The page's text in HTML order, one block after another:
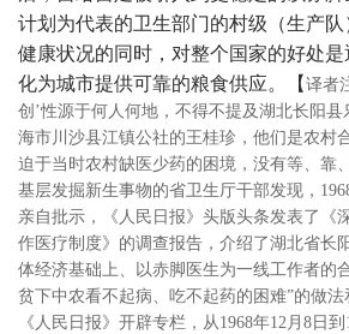
计划为代表的卫生部门的村级（生产
健康状况的同时，对整个国家的好处
化为城市提供可靠的粮食供应。【 译者
创’性源于何人何地，不得不提及湖北长阳
海市川沙县江镇公社的王桂珍，他们是农村
迫于当时农村缺医少药的困境，没有等、靠
基层发掘新生事物的省卫生厅干部发现，
亲自批示，《人民日报》头版头条发表了《
作医疗制度》的调查报告，介绍了湖北省长
体经济基础上、以赤脚医生为一线工作者的
贫下中农看不起病、吃不起药的困难”的做法
《人民日报》开辟专栏，从1968年12月8日